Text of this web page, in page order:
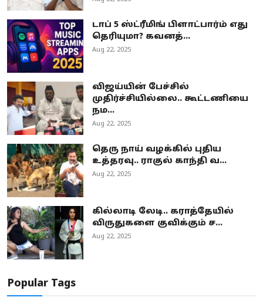
டாப் 5 ஸ்ட்ரீமிங் பிளாட்பார்ம் எது
தெரியுமா? கவனத்...
Aug 22, 2025
விஜய்யின் பேச்சில்
முதிர்ச்சியில்லை.. கூட்டணியை
நம...
Aug 22, 2025
தெரு நாய் வழக்கில் புதிய
உத்தரவு.. ராகுல் காந்தி வ...
Aug 22, 2025
கில்லாடி லேடி.. கராத்தேயில்
விருதுகளை குவிக்கும் ச...
Aug 22, 2025
Popular Tags